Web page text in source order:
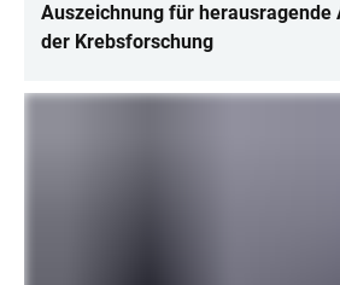
Auszeichnung für herausragende
der Krebsforschung